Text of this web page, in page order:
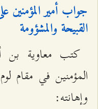
جواب أمير المؤمنين
القبيحة والمشؤومة
كتب معاوية بن
المؤمنين في مقام
وإهانته: